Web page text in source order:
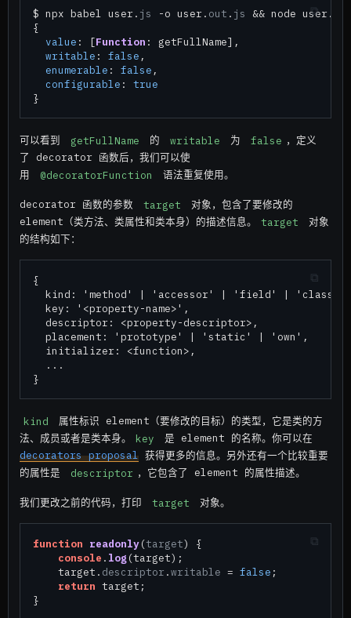
$ npx babel user. js -o user. out . js && node user.
{
value : [Function : getFullName],
writable : false ,
enumerable : false ,
configurable : true
可以看到 getFullName 的 writable 为 false ，定义
了 decorator 函数后，我们可以使
用
@decoratorFunction 语法重复使用。
decorator 函数的参数 target
对象，包含了要修改的
element（类方法、类属性和类本身）的描述信息。
target
对象
的结构如下：
{
  kind: 'method' | 'accessor' | 'field' | 'class',
  key: '<property-name>',
  descriptor: <property-descriptor>,
  placement: 'prototype' | 'static' | 'own',
  initializer: <function>,
  ...
kind
属性标识 element（要修改的目标）的类型，它是类的方
法、成员或者是类本身。
key
是 element 的名称。你可以在
decorators proposal 获得更多的信息。另外还有一个比较重要
的属性是
descriptor ，它包含了 element 的属性描述。
我们更改之前的代码，打印 target 对象。
function readonly(target) {
console . log(target);
    target.
descriptor .writable = false ;
return target;
}